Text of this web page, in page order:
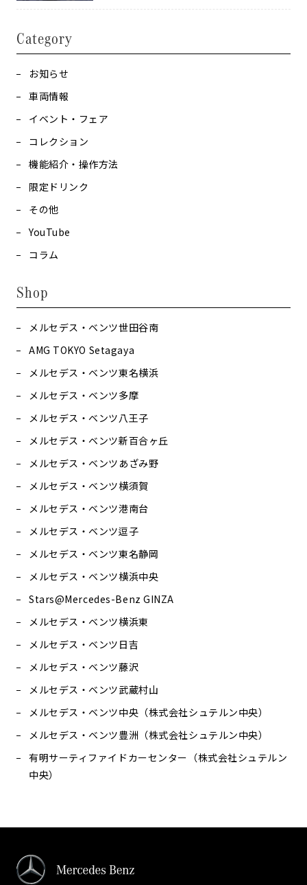
Category
お知らせ
車両情報
イベント・フェア
コレクション
機能紹介・操作方法
限定ドリンク
その他
YouTube
コラム
Shop
メルセデス・ベンツ世田谷南
AMG TOKYO Setagaya
メルセデス・ベンツ東名横浜
メルセデス・ベンツ多摩
メルセデス・ベンツ八王子
メルセデス・ベンツ新百合ヶ丘
メルセデス・ベンツあざみ野
メルセデス・ベンツ横須賀
メルセデス・ベンツ港南台
メルセデス・ベンツ逗子
メルセデス・ベンツ東名静岡
メルセデス・ベンツ横浜中央
Stars@Mercedes-Benz GINZA
メルセデス・ベンツ横浜東
メルセデス・ベンツ日吉
メルセデス・ベンツ藤沢
メルセデス・ベンツ武蔵村山
メルセデス・ベンツ中央（株式会社シュテルン中央）
メルセデス・ベンツ豊洲（株式会社シュテルン中央）
有明サーティファイドカーセンター（株式会社シュテルン
中央）